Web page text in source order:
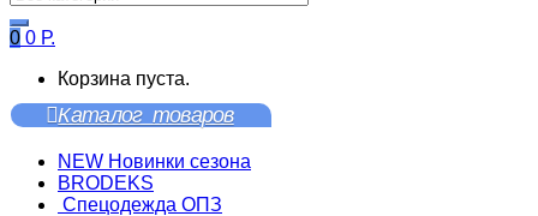
0 0 Р.
Корзина пуста.
Каталог товаров
NEW Новинки сезона
BRODEKS
Спецодежда ОПЗ